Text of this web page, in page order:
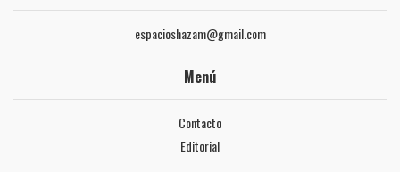
espacioshazam@gmail.com
Menú
Contacto
Editorial